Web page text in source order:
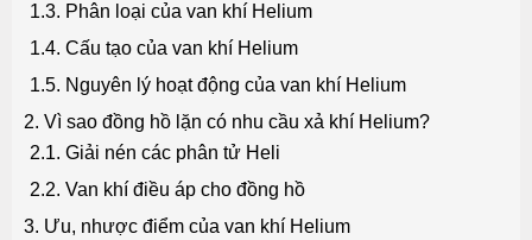
1.3. Phân loại của van khí Helium
1.4. Cấu tạo của van khí Helium
1.5. Nguyên lý hoạt động của van khí Helium
2. Vì sao đồng hồ lặn có nhu cầu xả khí Helium?
2.1. Giải nén các phân tử Heli
2.2. Van khí điều áp cho đồng hồ
3. Ưu, nhược điểm của van khí Helium